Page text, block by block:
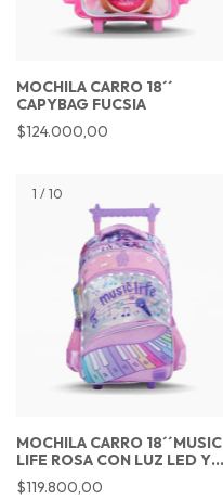
MOCHILA CARRO 18´´
CAPYBAG FUCSIA
$124.000,00
1 / 10
MOCHILA CARRO 18´´MUSIC
LIFE ROSA CON LUZ LED Y
SONIDO MUSICAL
$119.800,00